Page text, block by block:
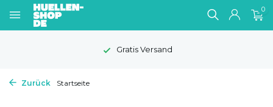
0
Gratis Versand
Zurück Startseite